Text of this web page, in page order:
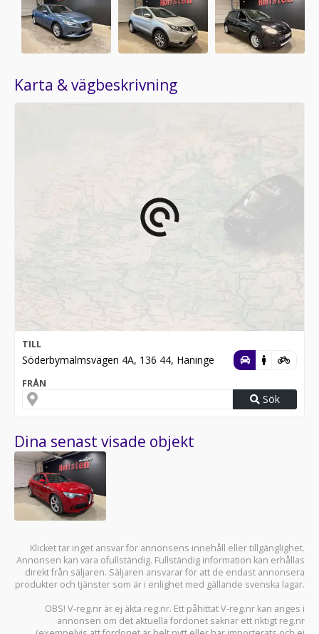
Karta & vägbeskrivning
TILL
Söderbymalmsvägen 4A, 136 44, Haninge
FRÅN
Sök
Dina senast visade objekt
Klicket tar inget ansvar för annonsens innehåll eller tillgänglighet.
Annonsen kan vara ofullständig. Fullständig information kan erhållas
direkt från säljaren. Säljaren ansvarar för att de endast annonsera
produkter och tjänster som är i enlighet med gällande svenska lagar.
OBS! V-reg.nr är ej äkta reg.nr. Ett påhittat V-reg.nr kan anges i
annonsen om det aktuella fordonet saknar ett riktigt reg.nr